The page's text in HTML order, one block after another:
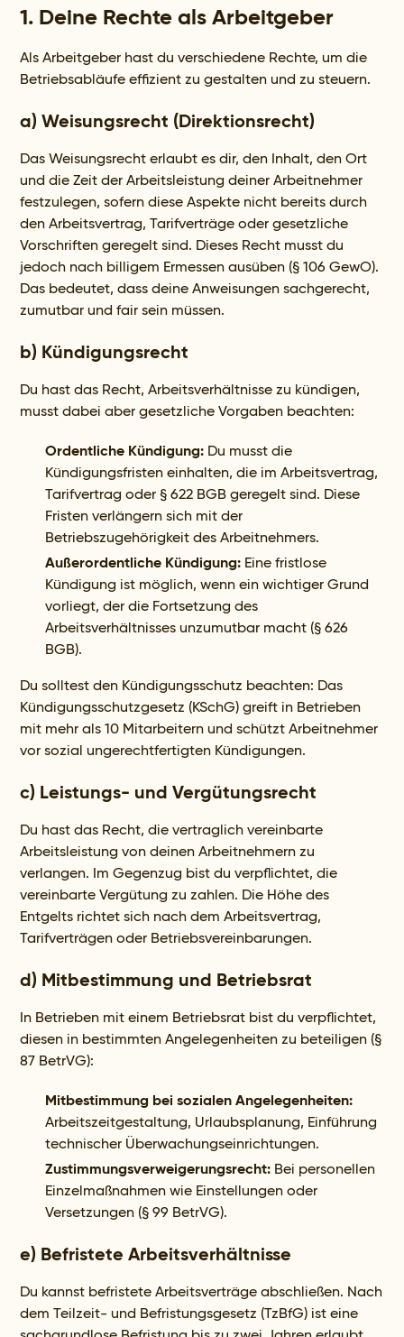
1. Deine Rechte als Arbeitgeber
Als Arbeitgeber hast du verschiedene Rechte, um die
Betriebsabläufe effizient zu gestalten und zu steuern.
a) Weisungsrecht (Direktionsrecht)
Das Weisungsrecht erlaubt es dir, den Inhalt, den Ort
und die Zeit der Arbeitsleistung deiner Arbeitnehmer
festzulegen, sofern diese Aspekte nicht bereits durch
den Arbeitsvertrag, Tarifverträge oder gesetzliche
Vorschriften geregelt sind. Dieses Recht musst du
jedoch nach billigem Ermessen ausüben (§ 106 GewO).
Das bedeutet, dass deine Anweisungen sachgerecht,
zumutbar und fair sein müssen.
b) Kündigungsrecht
Du hast das Recht, Arbeitsverhältnisse zu kündigen,
musst dabei aber gesetzliche Vorgaben beachten:
Ordentliche Kündigung: Du musst die
Kündigungsfristen einhalten, die im Arbeitsvertrag,
Tarifvertrag oder § 622 BGB geregelt sind. Diese
Fristen verlängern sich mit der
Betriebszugehörigkeit des Arbeitnehmers.
Außerordentliche Kündigung: Eine fristlose
Kündigung ist möglich, wenn ein wichtiger Grund
vorliegt, der die Fortsetzung des
Arbeitsverhältnisses unzumutbar macht (§ 626
BGB).
Du solltest den Kündigungsschutz beachten: Das
Kündigungsschutzgesetz (KSchG) greift in Betrieben
mit mehr als 10 Mitarbeitern und schützt Arbeitnehmer
vor sozial ungerechtfertigten Kündigungen.
c) Leistungs- und Vergütungsrecht
Du hast das Recht, die vertraglich vereinbarte
Arbeitsleistung von deinen Arbeitnehmern zu
verlangen. Im Gegenzug bist du verpflichtet, die
vereinbarte Vergütung zu zahlen. Die Höhe des
Entgelts richtet sich nach dem Arbeitsvertrag,
Tarifverträgen oder Betriebsvereinbarungen.
d) Mitbestimmung und Betriebsrat
In Betrieben mit einem Betriebsrat bist du verpflichtet,
diesen in bestimmten Angelegenheiten zu beteiligen (§
87 BetrVG):
Mitbestimmung bei sozialen Angelegenheiten:
Arbeitszeitgestaltung, Urlaubsplanung, Einführung
technischer Überwachungseinrichtungen.
Zustimmungsverweigerungsrecht: Bei personellen
Einzelmaßnahmen wie Einstellungen oder
Versetzungen (§ 99 BetrVG).
e) Befristete Arbeitsverhältnisse
Du kannst befristete Arbeitsverträge abschließen. Nach
dem Teilzeit- und Befristungsgesetz (TzBfG) ist eine